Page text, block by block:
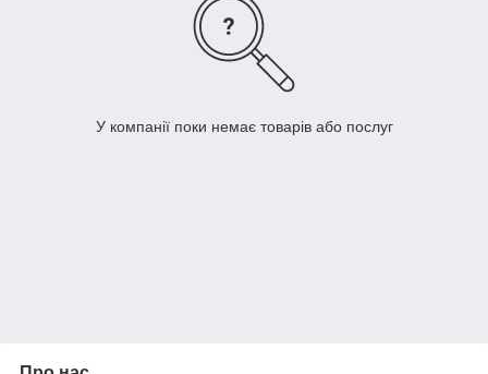
У компанії поки немає товарів або послуг